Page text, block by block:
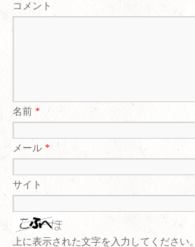
コメント
名前*
メール*
サイト
上に表示された文字を入力してください。